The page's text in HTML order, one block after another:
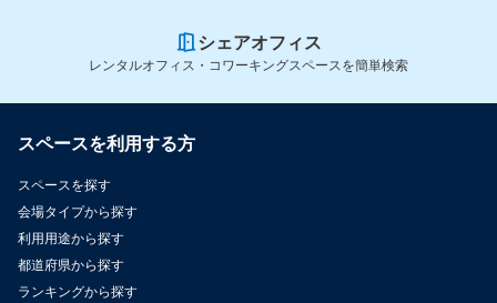
シェアオフィス
レンタルオフィス・コワーキングスペースを簡単検索
スペースを利用する方
スペースを探す
会場タイプから探す
利用用途から探す
都道府県から探す
ランキングから探す